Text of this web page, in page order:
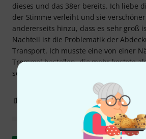
dieses und das 38er bereits. Ich liebe
der Stimme verleiht und sie
andererseits hinzu, dass es sehr groß
Nachteil ist die Problematik der
Transport. Ich musste eine von einer
Trommel bestellen, die mehr kostete
selbst.
BEWERTUNG MELDEN